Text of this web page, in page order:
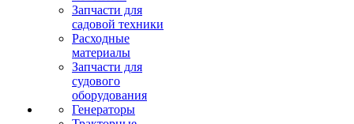
Запчасти для
садовой техники
Расходные
материалы
Запчасти для
судового
оборудования
Генераторы